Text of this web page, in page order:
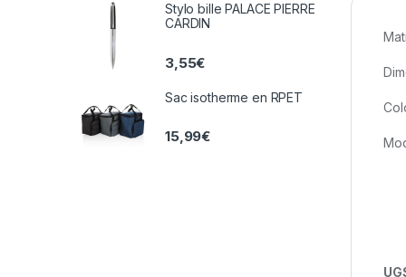
Stylo bille PALACE PIERRE
CARDIN
3,55€
Sac isotherme en RPET
15,99€